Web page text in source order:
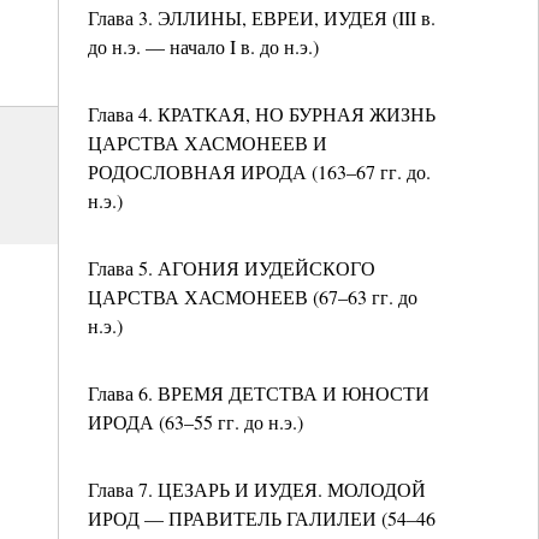
Глава 3. ЭЛЛИНЫ, ЕВРЕИ, ИУДЕЯ (III в.
до н.э. — начало I в. до н.э.)
Глава 4. КРАТКАЯ, НО БУРНАЯ ЖИЗНЬ
ЦАРСТВА ХАСМОНЕЕВ И
РОДОСЛОВНАЯ ИРОДА (163–67 гг. до.
н.э.)
Глава 5. АГОНИЯ ИУДЕЙСКОГО
ЦАРСТВА ХАСМОНЕЕВ (67–63 гг. до
н.э.)
Глава 6. ВРЕМЯ ДЕТСТВА И ЮНОСТИ
ИРОДА (63–55 гг. до н.э.)
Глава 7. ЦЕЗАРЬ И ИУДЕЯ. МОЛОДОЙ
ИРОД — ПРАВИТЕЛЬ ГАЛИЛЕИ (54–46